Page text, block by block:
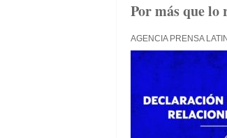
Por más que
AGENCIA PRENSA